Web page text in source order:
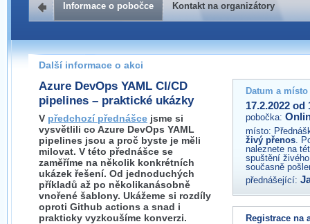
Kontakt na organizátory
Pokud máte jakýkoliv dotaz na organizátory této akce,
prosím neváhejte nás kontaktovat na e-mailu:
Informace o pobočce Kontakt na organizátory
Další informace o akci
Azure DevOps YAML CI/CD
pipelines – praktické ukázky
V předchozí přednášce jsme si
vysvětlili co Azure DevOps YAML
pipelines jsou a proč byste je měli
milovat. V této přednášce se
zaměříme na několik konkrétních
ukázek řešení. Od jednoduchých
příkladů až po několikanásobně
vnořené šablony. Ukážeme si rozdíly
oproti Github actions a snad i
prakticky vyzkoušíme konverzi.
Datum a
17.2.2022 od
pobočka:
místo:
živý přenos.
naleznete na
spuštění
současně
přednášející:
Registrace na